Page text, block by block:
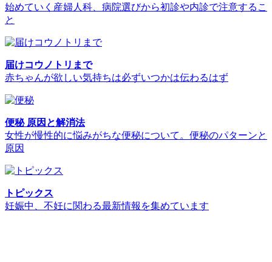
始めていく産婦人科、病院選びから初診や内診で注意するこ
と
届けコウノトリまで
赤ちゃんが欲しい気持ちは必ずいつかは伝わるはず
便秘 原因と解消法
女性が慢性的に悩みがちな便秘について。便秘のパターンと
原因
トピックス
妊娠中、不妊に関わる最新情報を集めています